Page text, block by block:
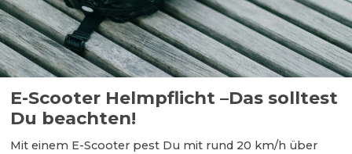
E-Scooter Helmpflicht –Das solltest
Du beachten!
Mit einem E-Scooter pest Du mit rund 20 km/h über